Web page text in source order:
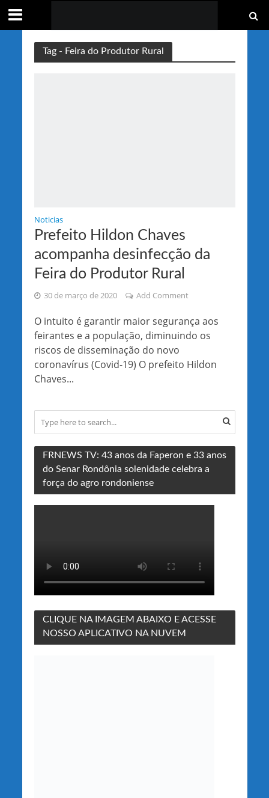
Tag - Feira do Produtor Rural
Noticias
Prefeito Hildon Chaves
acompanha desinfecção da
Feira do Produtor Rural
30 de março de 2020 Add Comment
O intuito é garantir maior segurança aos
feirantes e a população, diminuindo os
riscos de disseminação do novo
coronavírus (Covid-19) O prefeito Hildon
Chaves...
FRNEWS TV: 43 anos da Faperon e 33 anos
do Senar Rondônia solenidade celebra a
força do agro rondoniense
CLIQUE NA IMAGEM ABAIXO E ACESSE
NOSSO APLICATIVO NA NUVEM